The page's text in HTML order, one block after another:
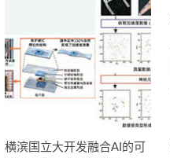
横滨国立大开发融合AI的可